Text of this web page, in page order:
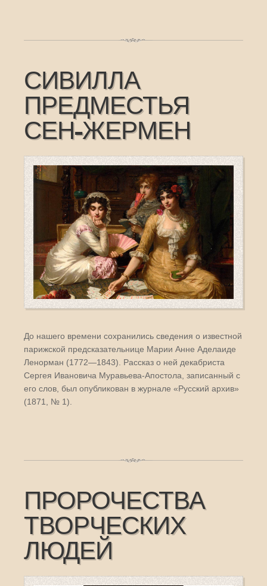
СИВИЛЛА
ПРЕДМЕСТЬЯ
СЕН-ЖЕРМЕН
До нашего времени сохранились сведения о известной
парижской предсказательнице Марии Анне Аделаиде
Ленорман (1772—1843). Рассказ о ней декабриста
Сергея Ивановича Муравьева-Апостола, записанный с
его слов, был опубликован в журнале «Русский архив»
(1871, № 1).
ПРОРОЧЕСТВА
ТВОРЧЕСКИХ
ЛЮДЕЙ